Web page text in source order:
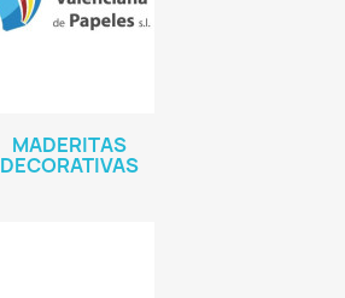
MADERITAS
DECORATIVAS